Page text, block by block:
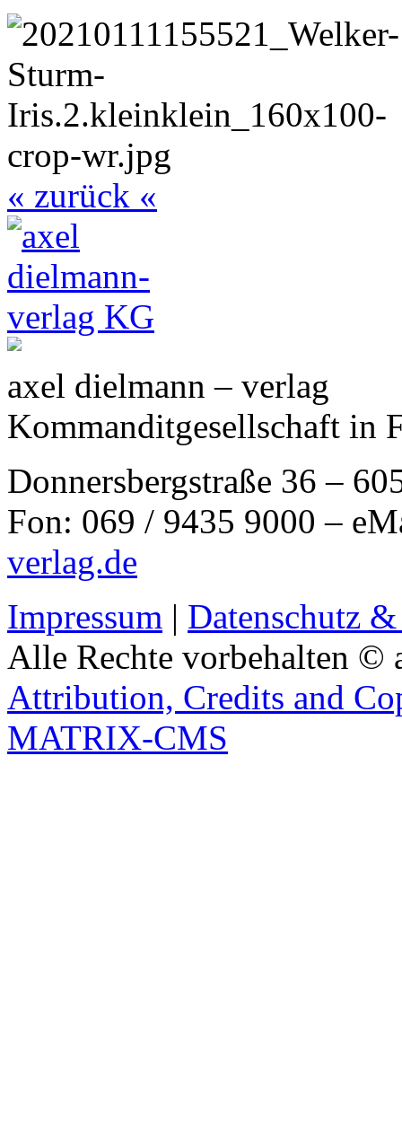
« zurück «
axel dielmann – verlag
Kommanditgesellschaft in
Donnersbergstraße 36 –
Fon: 069 / 9435 9000 –
verlag.de
Impressum | Datenschutz
Alle Rechte vorbehalten ©
Attribution, Credits and
MATRIX-CMS